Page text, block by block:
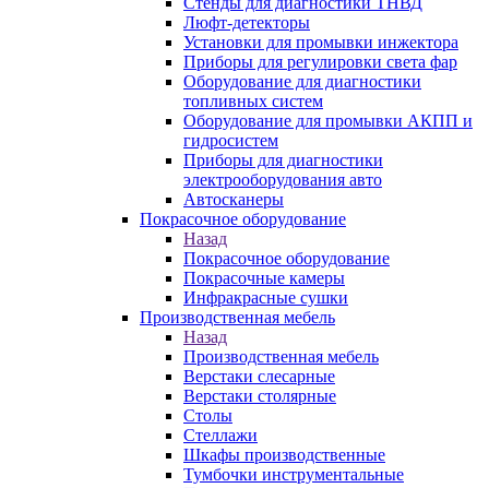
Люфт-детекторы
Установки для промывки инжектора
Приборы для регулировки света фар
Оборудование для диагностики
топливных систем
Оборудование для промывки АКПП и
гидросистем
Приборы для диагностики
электрооборудования авто
Автосканеры
Покрасочное оборудование
Назад
Покрасочное оборудование
Покрасочные камеры
Инфракрасные сушки
Производственная мебель
Назад
Производственная мебель
Верстаки слесарные
Верстаки столярные
Столы
Стеллажи
Шкафы производственные
Тумбочки инструментальные